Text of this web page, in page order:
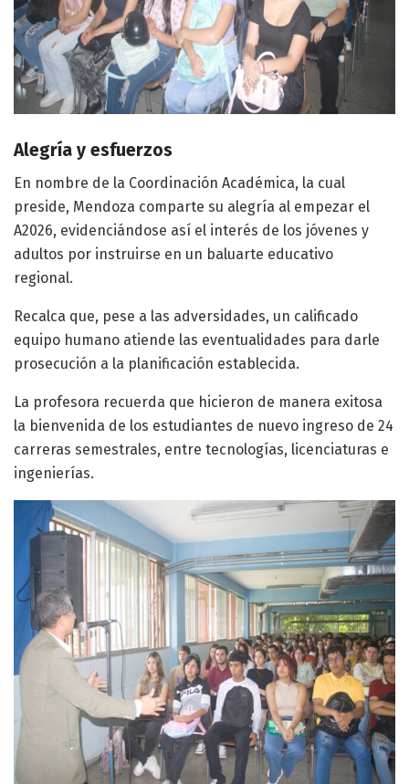
Alegría y esfuerzos
En nombre de la Coordinación Académica, la cual
preside, Mendoza comparte su alegría al empezar el
A2026, evidenciándose así el interés de los jóvenes y
adultos por instruirse en un baluarte educativo
regional.
Recalca que, pese a las adversidades, un calificado
equipo humano atiende las eventualidades para darle
prosecución a la planificación establecida.
La profesora recuerda que hicieron de manera exitosa
la bienvenida de los estudiantes de nuevo ingreso de 24
carreras semestrales, entre tecnologías, licenciaturas e
ingenierías.